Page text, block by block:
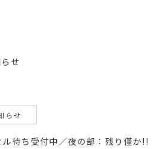
せ
らせ
ル待ち受付中／夜の部：残り僅か!!